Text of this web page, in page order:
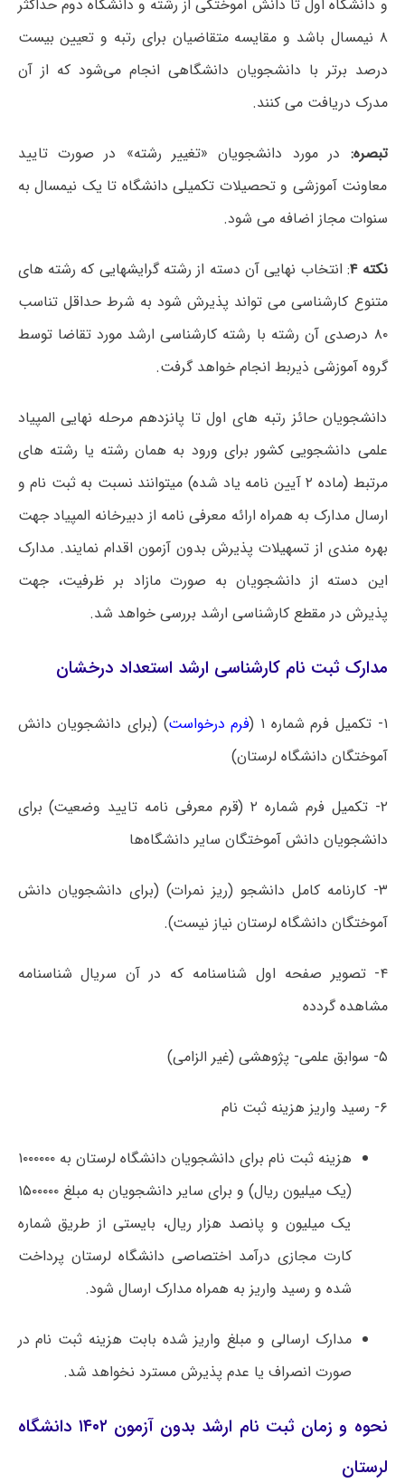
و دانشگاه اول تا دانش آموختگی از رشته و دانشگاه دوم حداکثر
۸ نیمسال باشد و مقایسه متقاضیان برای رتبه و تعیین بیست
درصد برتر با دانشجویان دانشگاهی انجام می‌شود که از آن
مدرک دریافت می کنند.
تبصره: در مورد دانشجویان «تغییر رشته» در صورت تایید
معاونت آموزشی و تحصیلات تکمیلی دانشگاه تا یک نیمسال به
سنوات مجاز اضافه می شود.
نکته ۴ : انتخاب نهایی آن دسته از رشته گرایشهایی که رشته های
متنوع کارشناسی می تواند پذیرش شود به شرط حداقل تناسب
۸۰ درصدی آن رشته با رشته کارشناسی ارشد مورد تقاضا توسط
گروه آموزشی ذیربط انجام خواهد گرفت.
دانشجویان حائز رتبه های اول تا پانزدهم مرحله نهایی المپیاد
علمی دانشجویی کشور برای ورود به همان رشته یا رشته های
مرتبط (ماده ۲ آیین نامه یاد شده) میتوانند نسبت به ثبت نام و
ارسال مدارک به همراه ارائه معرفی نامه از دبیرخانه المپیاد جهت
بهره مندی از تسهیلات پذیرش بدون آزمون اقدام نمایند. مدارک
این دسته از دانشجویان به صورت مازاد بر ظرفیت، جهت
پذیرش در مقطع کارشناسی ارشد بررسی خواهد شد.
مدارک ثبت نام کارشناسی ارشد استعداد درخشان
۱- تکمیل فرم شماره ۱ ( فرم درخواست) (برای دانشجویان دانش
آموختگان دانشگاه لرستان)
۲- تکمیل فرم شماره ۲ (قرم معرفی نامه تایید وضعیت) برای
دانشجویان دانش آموختگان سایر دانشگاه‌ها
۳- کارنامه کامل دانشجو (ریز نمرات) (برای دانشجویان دانش
آموختگان دانشگاه لرستان نیاز نیست).
۴- تصویر صفحه اول شناسنامه که در آن سریال شناسنامه
مشاهده گردده
۵- سوابق علمی- پژوهشی (غیر الزامی)
۶- رسید واریز هزینه ثبت نام
هزینه ثبت نام برای دانشجویان دانشگاه لرستان به ۱۰۰۰۰۰۰
(یک میلیون ریال) و برای سایر دانشجویان به مبلغ ۱۵۰۰۰۰۰
یک میلیون و پانصد هزار ریال، بایستی از طریق شماره
کارت مجازی درآمد اختصاصی دانشگاه لرستان پرداخت
شده و رسید واریز به همراه مدارک ارسال شود.
مدارک ارسالی و مبلغ واریز شده بابت هزینه ثبت نام در
صورت انصراف یا عدم پذیرش مسترد نخواهد شد.
نحوه و زمان ثبت نام ارشد بدون آزمون ۱۴۰۲ دانشگاه
لرستان